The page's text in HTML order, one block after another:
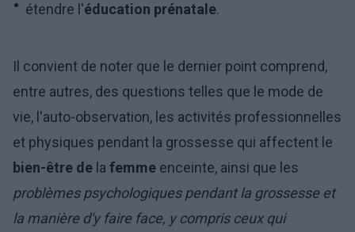
étendre l'éducation prénatale.
Il convient de noter que le dernier point comprend,
entre autres, des questions telles que le mode de
vie, l'auto-observation, les activités professionnelles
et physiques pendant la grossesse qui affectent le
bien-être de la femme enceinte, ainsi que les
problèmes psychologiques pendant la grossesse et
la manière d'y faire face, y compris ceux qui